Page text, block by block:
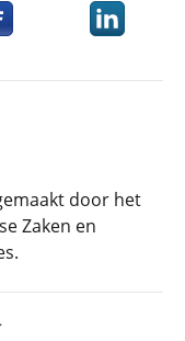
dit item opDeel dit
door het
Zaken en